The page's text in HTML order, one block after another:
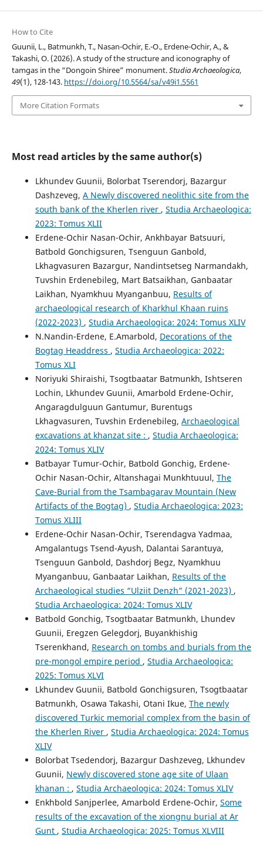
How to Cite
Guunii, L., Batmunkh, T., Nasan-Ochir, E.-O., Erdene-Ochir, A., &
Takashi, O. (2026). A study of the structure and iconography of
tamgas in the “Dongoin Shiree” monument.Studia Archaeologica,
49(1), 128-143. https://doi.org/10.5564/sa/v49i1.5561
More Citation Formats
Most read articles by the same author(s)
Lkhundev Guunii, Bolorbat Tserendorj, Bazargur
Dashzeveg, A Newly discovered neolithic site from the
south bank of the Kherlen river , Studia Archaeologica:
2023: Tomus XLII
Erdene-Ochir Nasan-Ochir, Ankhbayar Batsuuri,
Batbold Gonchigsuren, Tsenguun Ganbold,
Lkhagvasuren Bazargur, Nandintsetseg Narmandakh,
Tuvshin Erdenebileg, Mart Batsaikhan, Ganbaatar
Laikhan, Nyamkhuu Myanganbuu, Results of
archaeological research of Kharkhul Khaan ruins
(2022-2023) , Studia Archaeologica: 2024: Tomus XLIV
N.Nandin-Erdene, E.Amarbold, Decorations of the
Bogtag Headdress , Studia Archaeologica: 2022:
Tomus XLI
Noriyuki Shiraishi, Tsogtbaatar Batmunkh, Ishtseren
Lochin, Lkhundev Guunii, Amarbold Erdene-Ochir,
Angaragdulguun Gantumur, Burentugs
Lkhagvasuren, Tuvshin Erdenebileg, Archaeological
excavations at khanzat site : , Studia Archaeologica:
2024: Tomus XLIV
Batbayar Tumur-Ochir, Batbold Gonchig, Erdene-
Ochir Nasan-Ochir, Altanshagai Munkhtuuul, The
Cave-Burial from the Tsambagarav Mountain (New
Artifacts of the Bogtag) , Studia Archaeologica: 2023:
Tomus XLIII
Erdene-Ochir Nasan-Ochir, Tserendagva Yadmaa,
Amgalantugs Tsend-Ayush, Dalantai Sarantuya,
Tsenguun Ganbold, Dashdorj Begz, Nyamkhuu
Myanganbuu, Ganbaatar Laikhan, Results of the
Archaeological studies “Ulziit Denzh” (2021-2023) ,
Studia Archaeologica: 2024: Tomus XLIV
Batbold Gonchig, Tsogtbaatar Batmunkh, Lhundev
Guunii, Eregzen Gelegdorj, Buyankhishig
Tserenkhand, Research on tombs and burials from the
pre-mongol empire period , Studia Archaeologica:
2025: Tomus XLVI
Lkhundev Guunii, Batbold Gonchigsuren, Tsogtbaatar
Batmunkh, Osawa Takashi, Otani Ikue, The newly
discovered Turkic memorial complex from the basin of
the Kherlen River , Studia Archaeologica: 2024: Tomus
XLIV
Bolorbat Tsedendorj, Bazargur Dashzeveg, Lkhundev
Guunii, Newly discovered stone age site of Ulaan
khanan : , Studia Archaeologica: 2024: Tomus XLIV
Enkhbold Sanjperlee, Amarbold Erdene-Ochir, Some
results of the excavation of the xiongnu burial at Ar
Gunt , Studia Archaeologica: 2025: Tomus XLVIII